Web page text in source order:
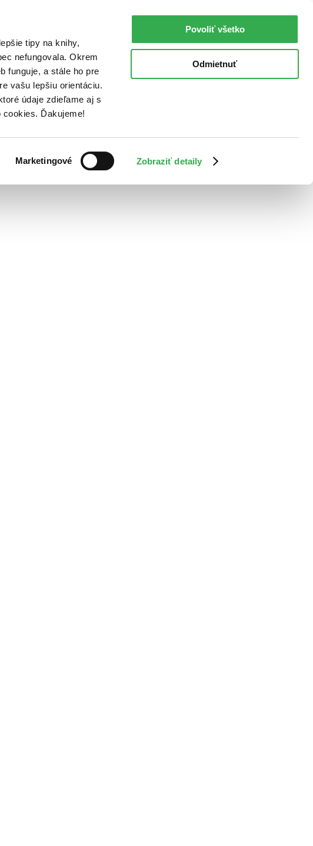
tipy na knihy,
nefungovala. Okrem
funguje, a stále ho pre
vašu lepšiu orientáciu.
údaje zdieľame aj s
Ďakujeme!
Marketingové Zobraziť detaily
Povoliť všetko
Odmietnuť